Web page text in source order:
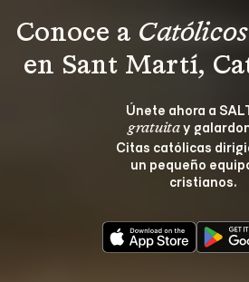
Conoce a
en Sant Martí,
Únete ahora a
gratuita y
Citas católicas
un pequeño
cristianos.